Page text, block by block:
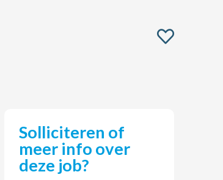
Solliciteren of
meer info over
deze job?